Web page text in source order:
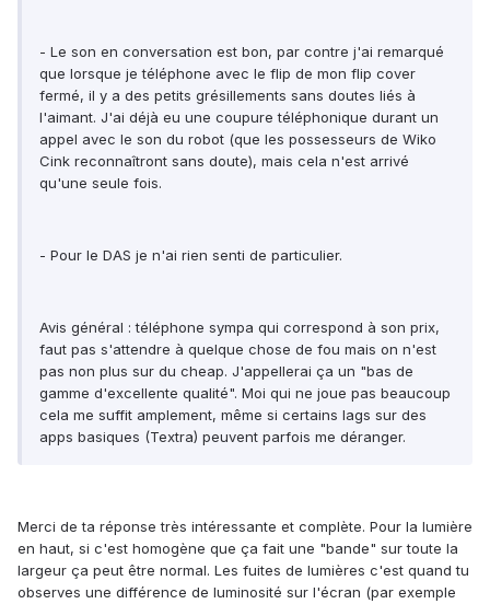
- Le son en conversation est bon, par contre j'ai remarqué
que lorsque je téléphone avec le flip de mon flip cover
fermé, il y a des petits grésillements sans doutes liés à
l'aimant. J'ai déjà eu une coupure téléphonique durant un
appel avec le son du robot (que les possesseurs de Wiko
Cink reconnaîtront sans doute), mais cela n'est arrivé
qu'une seule fois.
- Pour le DAS je n'ai rien senti de particulier.
Avis général : téléphone sympa qui correspond à son prix,
faut pas s'attendre à quelque chose de fou mais on n'est
pas non plus sur du cheap. J'appellerai ça un "bas de
gamme d'excellente qualité". Moi qui ne joue pas beaucoup
cela me suffit amplement, même si certains lags sur des
apps basiques (Textra) peuvent parfois me déranger.
Merci de ta réponse très intéressante et complète. Pour la lumière
en haut, si c'est homogène que ça fait une "bande" sur toute la
largeur ça peut être normal. Les fuites de lumières c'est quand tu
observes une différence de luminosité sur l'écran (par exemple